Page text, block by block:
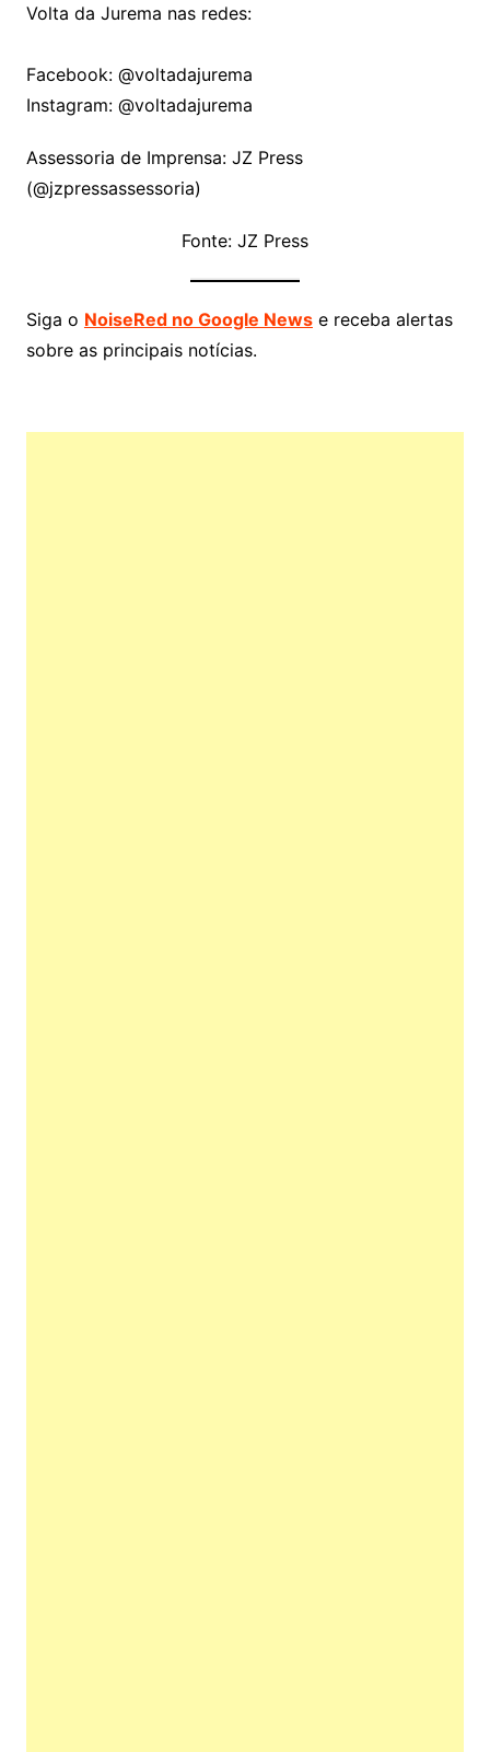
Volta da Jurema nas redes:
Facebook: @voltadajurema
Instagram: @voltadajurema
Assessoria de Imprensa: JZ Press
(@jzpressassessoria)
Fonte: JZ Press
Siga o NoiseRed no Google Newse receba alertas
sobre as principais notícias.